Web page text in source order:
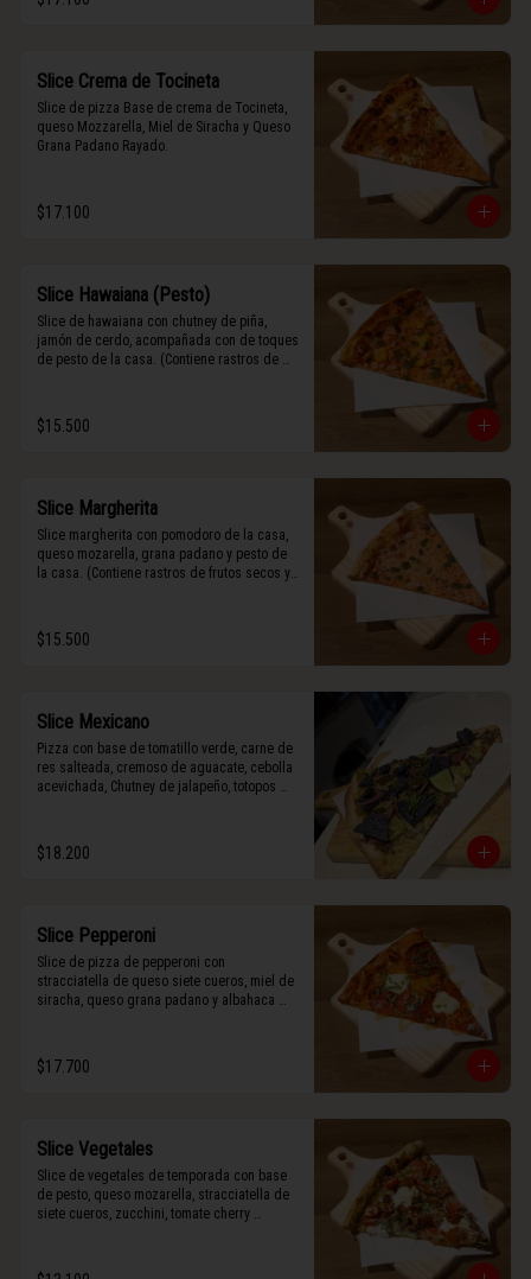
Slice Crema de Tocineta
Slice de pizza Base de crema de Tocineta,
queso Mozzarella, Miel de Siracha y Queso
Grana Padano Rayado.
$17.100
Slice Hawaiana (Pesto)
Slice de hawaiana con chutney de piña,
jamón de cerdo, acompañada con de toques
de pesto de la casa. (Contiene rastros de
$15.500
Slice Margherita
Slice margherita con pomodoro de la casa,
queso mozarella, grana padano y pesto de
la casa. (Contiene rastros de frutos secos y
$15.500
Slice Mexicano
Pizza con base de tomatillo verde, carne de
res salteada, cremoso de aguacate, cebolla
acevichada, Chutney de jalapeño, totopos
$18.200
Slice Pepperoni
Slice de pizza de pepperoni con
stracciatella de queso siete cueros, miel de
siracha, queso grana padano y albahaca
$17.700
Slice Vegetales
Slice de vegetales de temporada con base
de pesto, queso mozarella, stracciatella de
siete cueros, zucchini, tomate cherry
fresca.